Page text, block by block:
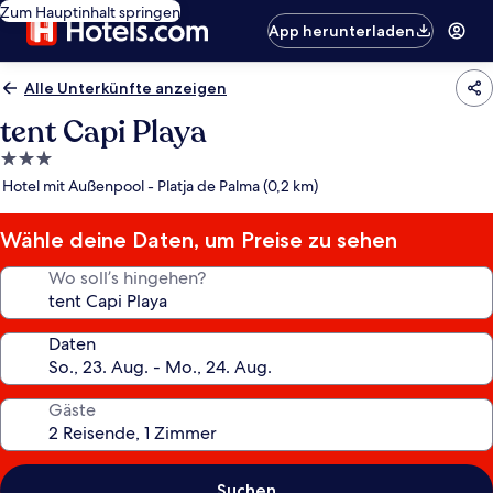
Zum Hauptinhalt springen
App herunterladen
Alle Unterkünfte anzeigen
tent Capi Playa
3.0-
Sterne-
Hotel mit Außenpool - Platja de Palma (0,2 km)
Wähle deine Daten, um Preise zu sehen
Wo soll’s hingehen?
Daten
Gäste